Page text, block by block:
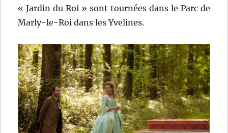
« Jardin du Roi » sont tournées dans le Parc de
Marly-le-Roi dans les Yvelines.